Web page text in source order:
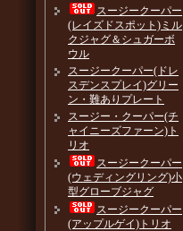
スージークーパー
(レイズドスポット)ミル
クジャグ＆シュガーボ
ウル
スージークーパー(ドレ
スデンスプレイ)グリー
ン・難ありプレート
スージー・クーパー(チ
ャイニーズファーン)ト
リオ
スージークーパー
(ウェディングリング)小
型グローブジャグ
スージークーパー
(アップルゲイ)トリオ